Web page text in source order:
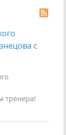
с
тренера!